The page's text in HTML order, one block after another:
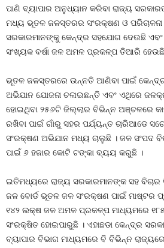
ପାଣି ବ୍ୟାପାର ଅନୁଧ୍ୟାନ କରିବା ରାଜ୍ୟ
ମଧ୍ୟ ଭୂତଳ ଜଳସ୍ତରର ସଂରକ୍ଷଣ ଓ ପରିଚାଳନା
ସରକାରମାନଙ୍କୁ କେନ୍ଦ୍ର ସହଯୋଗ ଦେଉଛି
ସଂଖ୍ୟକ ବର୍ଷା ଜଳ ଅମଳ ପ୍ରକଳ୍ପ ତିଆରି
ଭୂତଳ ଜଳସ୍ତରରେ ଉନ୍ନତି ଆଣିବା ପାଇଁ
ଅଭିଯାନ ଯୋଜନା ଚଳାଇଛନ୍ତି ଏବଂ ଏଥିରେ
ହୋଇଥିବା ୨୫୬ଟି ଜିଲ୍ଲାର ବିଭିନ୍ନ ଅଞ୍ଚଳରେ
ରଖିବା ପାଇଁ ଗାଁରୁ ସହର ପର୍ଯ୍ୟନ୍ତ ଚାରିଆଡେ
ସଂରକ୍ଷଣ ଅଭିଯାନ ମଧ୍ୟ ଚାଲୁଛି । ଜଳ ସଂପଦ
ପାଇଁ ୬ ହଜାର କୋଟି ଟଙ୍କା ବ୍ୟୟ କରୁଛି ।
ଇତିମଧ୍ୟରେ ରାଜ୍ୟ ସରକାରମାନଙ୍କ ସହ ବିଚାର
ଜଳ ବୋର୍ଡ ଭୂତଳ ଜଳ ସଂରକ୍ଷଣ ପାଇଁ ମାଷ୍ଟର
୧୪୨ ଲକ୍ଷ ଜଳ ଅମଳ ପ୍ରକଳ୍ପ ମାଧ୍ୟମରେ
ସଂରକ୍ଷିତ ହୋଇପାରୁଛି । ଏହାଛଡା କେନ୍ଦ୍ର
ବ୍ୟାପାର ବିଭାଗ ମାଧ୍ୟମରେ ବି ବିଭିନ୍ନ